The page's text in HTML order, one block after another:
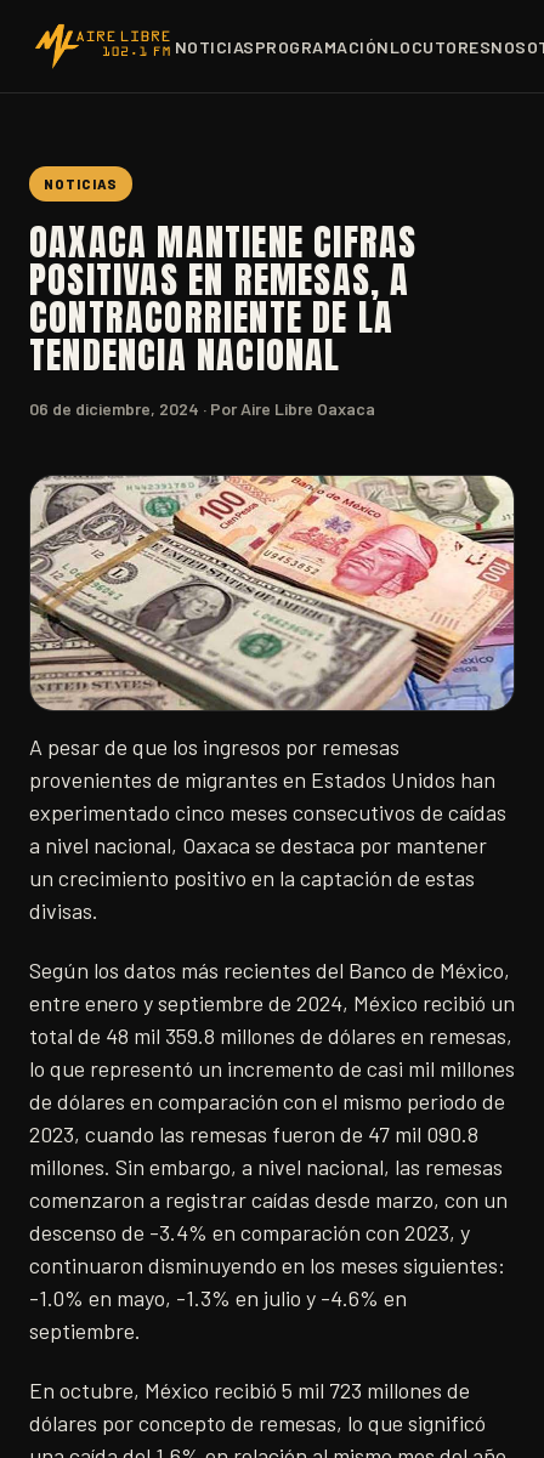
NOTICIASPROGRAMACIÓNLOCUTORES
NOTICIAS
OAXACA MANTIENE CIFRAS
POSITIVAS EN REMESAS, A
CONTRACORRIENTE DE LA
TENDENCIA NACIONAL
06 de diciembre, 2024 · Por Aire Libre Oaxaca
A pesar de que los ingresos por remesas
provenientes de migrantes en Estados Unidos han
experimentado cinco meses consecutivos de caídas
a nivel nacional, Oaxaca se destaca por mantener
un crecimiento positivo en la captación de estas
divisas.
Según los datos más recientes del Banco de México,
entre enero y septiembre de 2024, México recibió un
total de 48 mil 359.8 millones de dólares en remesas,
lo que representó un incremento de casi mil millones
de dólares en comparación con el mismo periodo de
2023, cuando las remesas fueron de 47 mil 090.8
millones. Sin embargo, a nivel nacional, las remesas
comenzaron a registrar caídas desde marzo, con un
descenso de -3.4% en comparación con 2023, y
continuaron disminuyendo en los meses siguientes:
-1.0% en mayo, -1.3% en julio y -4.6% en
septiembre.
En octubre, México recibió 5 mil 723 millones de
dólares por concepto de remesas, lo que significó